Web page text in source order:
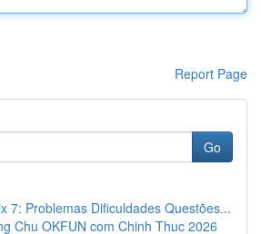
Report Page
Go
7: Problemas Dificuldades Questões...
Chu OKFUN com Chinh Thuc 2026